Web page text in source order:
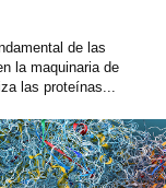
de las
la maquinaria de
las proteínas...